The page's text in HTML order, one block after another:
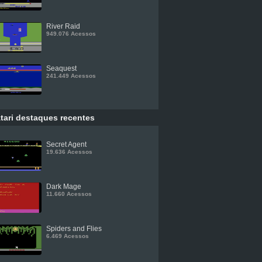
River Raid
949.076 Acessos
Seaquest
241.449 Acessos
destaques recentes
Secret Agent
19.636 Acessos
Dark Mage
11.660 Acessos
Spiders and Flies
6.469 Acessos